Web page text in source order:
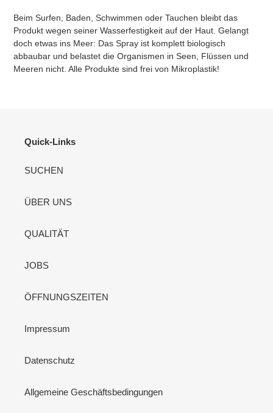
Beim Surfen, Baden, Schwimmen oder Tauchen bleibt das
Produkt wegen seiner Wasserfestigkeit auf der Haut. Gelangt
doch etwas ins Meer: Das Spray ist komplett biologisch
abbaubar und belastet die Organismen in Seen, Flüssen und
Meeren nicht. Alle Produkte sind frei von Mikroplastik!
Quick-Links
SUCHEN
ÜBER UNS
QUALITÄT
JOBS
ÖFFNUNGSZEITEN
Impressum
Datenschutz
Allgemeine Geschäftsbedingungen